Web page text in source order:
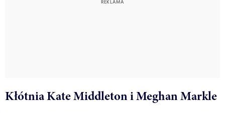
Kłótnia Kate Middleton i Meghan Markle